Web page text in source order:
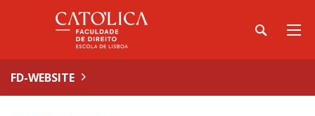
FD-WEBSITE